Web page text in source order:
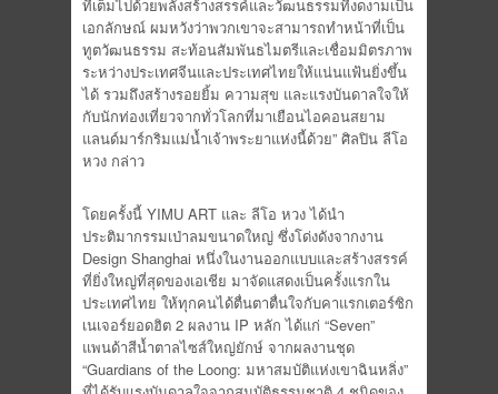
ที่เต็มไปด้วยพลังสร้างสรรค์และวัฒนธรรมที่งดงามเป็น
เอกลักษณ์ ผมหวังว่าพวกเขาจะสามารถทำหน้าที่เป็น
ทูตวัฒนธรรม สะท้อนสัมพันธไมตรีและเชื่อมมิตรภาพ
ระหว่างประเทศจีนและประเทศไทยให้แน่นแฟ้นยิ่งขึ้น
ได้ รวมถึงสร้างรอยยิ้ม ความสุข และแรงบันดาลใจให้
กับนักท่องเที่ยวจากทั่วโลกที่มาเยือนไอคอนสยาม
แลนด์มาร์กริมแม่น้ำเจ้าพระยาแห่งนี้ด้วย” ศิลปิน ลีโอ
หวง กล่าว
โดยครั้งนี้ YIMU ART และ ลีโอ หวง ได้นำ
ประติมากรรมเป่าลมขนาดใหญ่ ซึ่งโด่งดังจากงาน
Design Shanghai หนึ่งในงานออกแบบและสร้างสรรค์
ที่ยิ่งใหญ่ที่สุดของเอเชีย มาจัดแสดงเป็นครั้งแรกใน
ประเทศไทย ให้ทุกคนได้ตื่นตาตื่นใจกับคาแรกเตอร์ซิก
เนเจอร์ยอดฮิต 2 ผลงาน IP หลัก ได้แก่ “Seven”
แพนด้าสีน้ำตาลไซส์ใหญ่ยักษ์ จากผลงานชุด
“Guardians of the Loong: มหาสมบัติแห่งเขาฉินหลิ่ง”